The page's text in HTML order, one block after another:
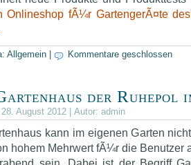
Onlineshop fÃ¼r GartengerÃ¤te
Allgemein Kommentare geschlossen
der Ruhepol
August 2012 | Autor: admin
kann im eigenen Garten
hohem Mehrwert fÃ¼r die Benutzer